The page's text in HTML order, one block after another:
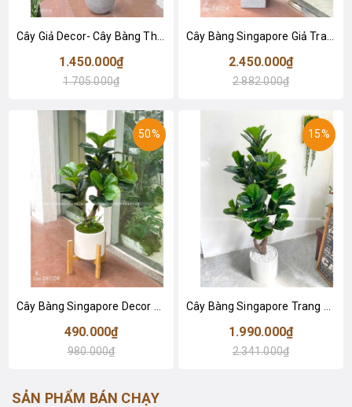
1.450.000₫
1.705.000₫
2.450.000₫
2.882.000₫
50%
490.000₫
980.000₫
15%
1.990.000₫
2.341.000₫
SẢN PHẨM BÁN CHẠY